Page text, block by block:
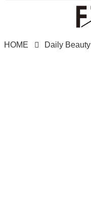
HOME Daily Beauty